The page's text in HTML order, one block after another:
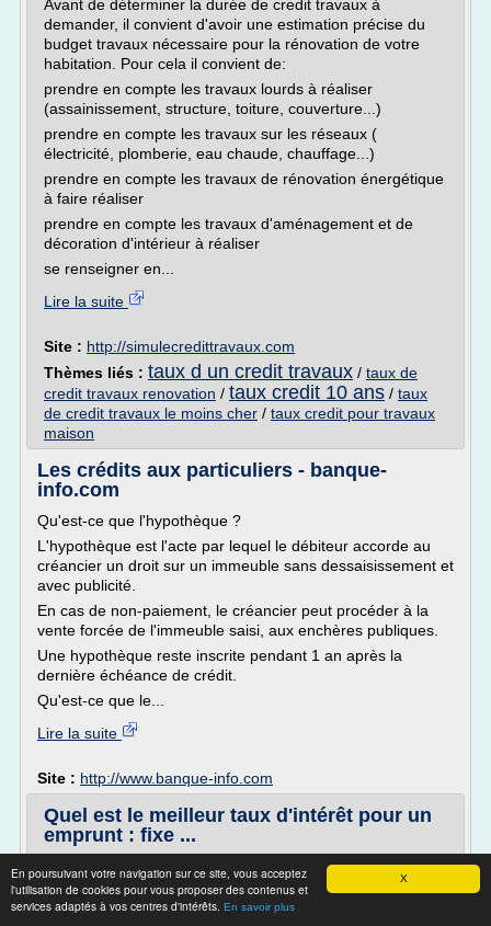
X
En poursuivant votre navigation sur ce site, vous acceptez
l'utilisation de cookies pour vous proposer des contenus et
services adaptés à vos centres d'intérêts. En savoir plus
Avant de déterminer la durée de credit travaux à
demander, il convient d'avoir une estimation précise du
budget travaux nécessaire pour la rénovation de votre
habitation. Pour cela il convient de:
prendre en compte les travaux lourds à réaliser
(assainissement, structure, toiture, couverture...)
prendre en compte les travaux sur les réseaux (
électricité, plomberie, eau chaude, chauffage...)
prendre en compte les travaux de rénovation énergétique
à faire réaliser
prendre en compte les travaux d'aménagement et de
décoration d'intérieur à réaliser
se renseigner en...
Lire la suite
Site : http://simulecredittravaux.com
Thèmes liés : taux d un credit travaux / taux de
credit travaux renovation / taux credit 10 ans / taux
de credit travaux le moins cher / taux credit pour travaux
maison
Les crédits aux particuliers - banque-
info.com
Qu'est-ce que l'hypothèque ?
L'hypothèque est l'acte par lequel le débiteur accorde au
créancier un droit sur un immeuble sans dessaisissement et
avec publicité.
En cas de non-paiement, le créancier peut procéder à la
vente forcée de l'immeuble saisi, aux enchères publiques.
Une hypothèque reste inscrite pendant 1 an après la
dernière échéance de crédit.
Qu'est-ce que le...
Lire la suite
Site : http://www.banque-info.com
Quel est le meilleur taux d'intérêt pour un
emprunt : fixe ...
Guide de l'assurance > Assurance solde restant dû > Quel
taux d'intérêt choisir pour un emprunt hypothécaire : fixe
ou variable ?